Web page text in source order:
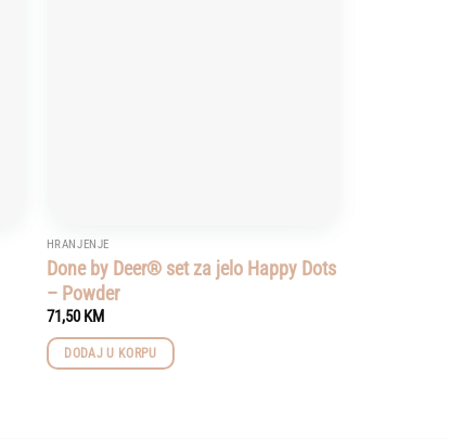
HRANJENJE
Done by Deer® set za jelo Happy Dots
– Powder
71,50KM
DODAJ U KORPU